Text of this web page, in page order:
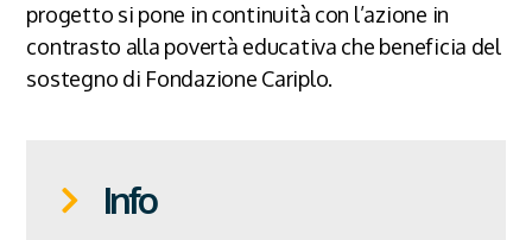
progetto si pone in continuità con l’azione in
contrasto alla povertà educativa che beneficia del
sostegno di Fondazione Cariplo.
Info